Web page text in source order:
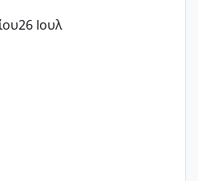
ιδιωτικό παιδικό στ
26 Ιουλ